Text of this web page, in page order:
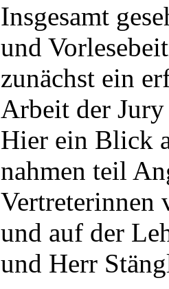
Insgesamt
und
zunächst ein
Arbeit der
Hier ein Blick
nahmen teil
Vertreterinnen
und auf der
und Herr